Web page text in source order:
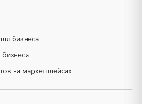
СКС (структурированные
СОЖ (смазочно-
бизнеса
бизнеса
на маркетплейсах